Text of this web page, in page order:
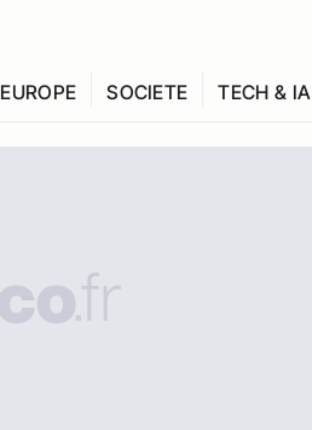
EUROPE SOCIETE TECH & IA